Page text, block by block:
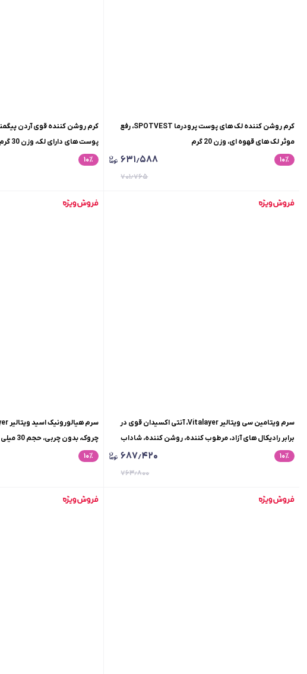
کرم روشن کننده لک های پوست پرودرما SPOTVEST، رفع
موثر لک های قهوه ای، وزن 20 گرم
۱۰٪ ۶۳۱٫۵۸۸
۷۰۱٫۷۶۵
پوست های دارای لک، وزن 30 گرم
۱۰٪
سرم ویتامین سی ویتالیر Vitalayer، آنتی اکسیدان قوی در
برابر رادیکال های آزاد، مرطوب کننده، روشن کننده، شاداب
کننده، بدون چربی، حجم 30 میلی لیتر
۱۰٪ ۶۸۷٫۴۲۰
۷۶۳٫۸۰۰
چروک، بدون چربی، حجم 30 میلی لیتر
۱۰٪